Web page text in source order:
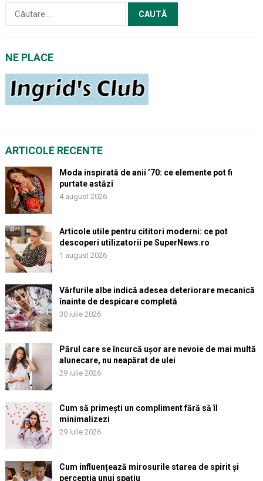
Caută
NE PLACE
ARTICOLE RECENTE
Moda inspirată de anii ’70: ce elemente pot fi
purtate astăzi
4 august 2026
Articole utile pentru cititori moderni: ce pot
descoperi utilizatorii pe SuperNews.ro
1 august 2026
Vârfurile albe indică adesea deteriorare mecanică
înainte de despicare completă
30 iulie 2026
Părul care se încurcă ușor are nevoie de mai multă
alunecare, nu neapărat de ulei
29 iulie 2026
Cum să primești un compliment fără să îl
minimalizezi
29 iulie 2026
Cum influențează mirosurile starea de spirit și
percepția unui spațiu